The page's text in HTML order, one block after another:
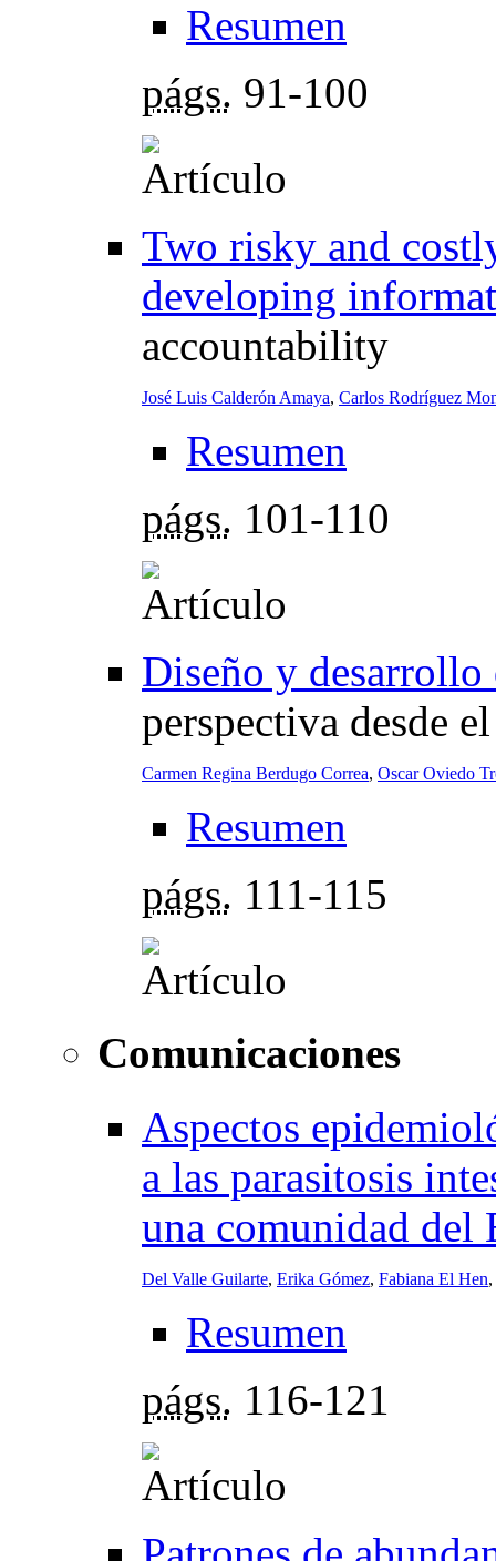
Resumen
págs. 91-100
Two risky and
developing
accountability
José Luis Calderón Amaya, Carlos Rodríguez
Resumen
págs. 101-110
Diseño y desarrollo
perspectiva desde
Carmen Regina Berdugo Correa, Oscar Oviedo
Resumen
págs. 111-115
Comunicaciones
Aspectos
a las parasitosis
una comunidad del
Del Valle Guilarte, Erika Gómez, Fabiana El Hen,
Resumen
págs. 116-121